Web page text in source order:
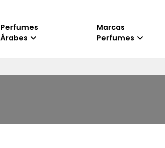
Perfumes
Árabes
Marcas
Perfumes